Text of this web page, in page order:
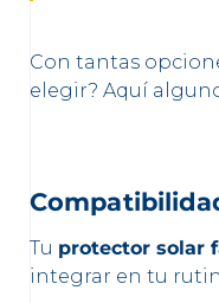
Con tantas
elegir? Aquí
Tu protector solar
integrar en tu